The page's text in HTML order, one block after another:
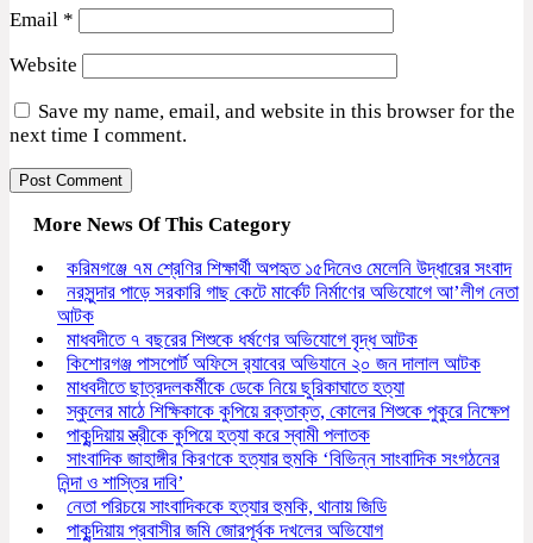
Email *
Website
Save my name, email, and website in this browser for the
next time I comment.
More News Of This Category
করিমগঞ্জে ৭ম শ্রেণির শিক্ষার্থী অপহৃত ১৫দিনেও মেলেনি উদ্ধারের সংবাদ
নরসুন্দার পাড়ে সরকারি গাছ কেটে মার্কেট নির্মাণের অভিযোগে আ’লীগ নেতা
আটক
মাধবদীতে ৭ বছরের শিশুকে ধর্ষণের অভিযোগে বৃদ্ধ আটক
কিশোরগঞ্জ পাসপোর্ট অফিসে র‍্যাবের অভিযানে ২০ জন দালাল আটক
মাধবদীতে ছাত্রদলকর্মীকে ডেকে নিয়ে ছুরিকাঘাতে হত্যা
স্কুলের মাঠে শিক্ষিকাকে কুপিয়ে রক্তাক্ত, কোলের শিশুকে পুকুরে নিক্ষেপ
পাকুন্দিয়ায় স্ত্রীকে কুপিয়ে হত্যা করে স্বামী পলাতক
সাংবাদিক জাহাঙ্গীর কিরণকে হত্যার হুমকি ‘বিভিন্ন সাংবাদিক সংগঠনের
নিন্দা ও শাস্তির দাবি’
নেতা পরিচয়ে সাংবাদিককে হত্যার হুমকি, থানায় জিডি
পাকুন্দিয়ায় প্রবাসীর জমি জোরপূর্বক দখলের অভিযোগ